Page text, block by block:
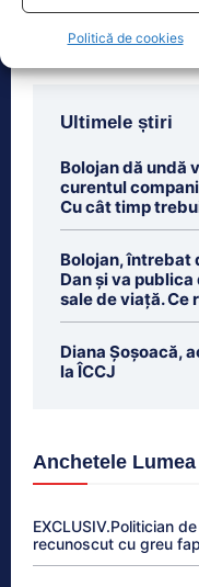
Politică de cookies
Ultimele știri
Bolojan dă undă
curentul
Cu cât timp
Bolojan, întrebat
Dan și va
sale de viață. Ce
Diana Șoșoacă,
la ÎCCJ
Anchetele
EXCLUSIV.Politician
recunoscut cu greu